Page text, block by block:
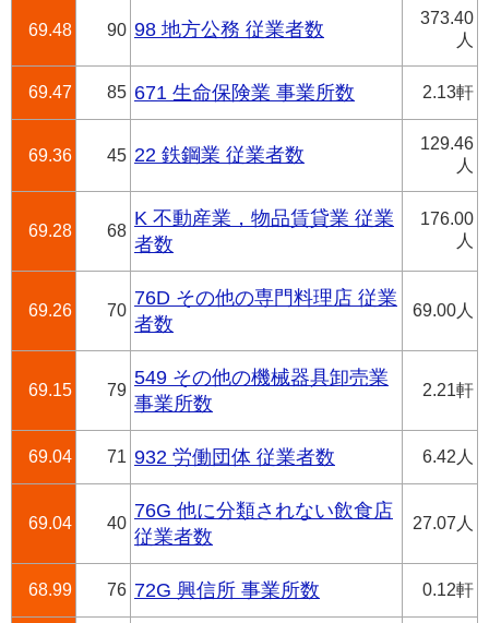
69.48 90 98 地方公務 従業者数
373.40
人
69.47 85 671 生命保険業 事業所数 2.13軒
69.36 45 22 鉄鋼業 従業者数
129.46
人
69.28 68
K 不動産業，物品賃貸業 従業
者数
176.00
人
69.26 70
76D その他の専門料理店 従業
者数
69.00人
69.15 79
549 その他の機械器具卸売業
事業所数
2.21軒
69.04 71 932 労働団体 従業者数 6.42人
69.04 40
76G 他に分類されない飲食店
従業者数
27.07人
68.99 76 72G 興信所 事業所数 0.12軒